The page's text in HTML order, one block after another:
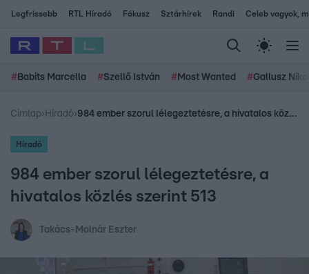
Legfrissebb RTL Híradó Fókusz Sztárhírek Randi Celeb vagyok,
# Babits Marcella #Szellő István # Most Wanted #Gallusz
Címlap› Híradó› 984 ember szorul lélegeztetésre, a hivatalos közlés szerint 513
Híradó
984 ember szorul lélegeztetésre, a
hivatalos közlés szerint 513
Takács-Molnár Eszter